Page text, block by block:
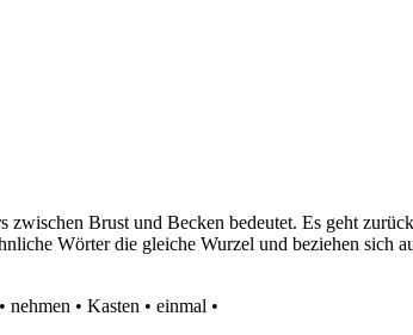
Brust und Becken bedeutet. Es geht
Wörter die gleiche Wurzel und beziehen sich
• nehmen • Kasten • einmal •